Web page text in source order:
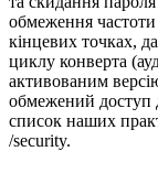
обмеження частоти
кінцевих точках,
циклу конверта
активованим
обмежений доступ
список наших
/security.